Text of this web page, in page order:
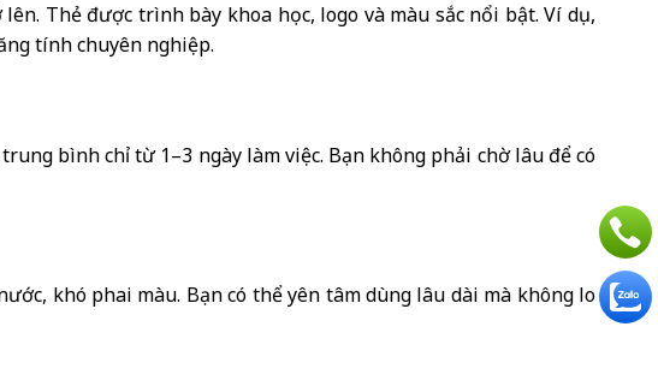
Thẻ được trình bày khoa học, logo và màu sắc nổi bật. Ví dụ,
tính chuyên nghiệp.
bình chỉ từ 1–3 ngày làm việc. Bạn không phải chờ lâu để có
khó phai màu. Bạn có thể yên tâm dùng lâu dài mà không lo